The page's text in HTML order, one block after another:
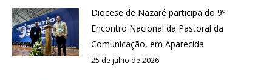
Diocese de Nazaré participa do 9º
Encontro Nacional da Pastoral da
Comunicação, em Aparecida
25 de julho de 2026